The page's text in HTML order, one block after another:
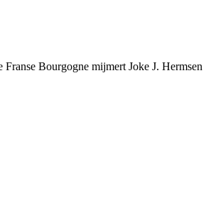
Franse Bourgogne mijmert Joke J. Hermsen